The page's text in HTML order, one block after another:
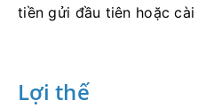
tiền gửi đầu tiên hoặc
Lợi thế